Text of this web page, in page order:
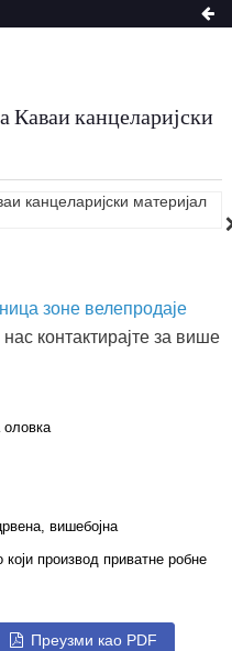
Каваи канцеларијски
зоне велепродаје
нас контактирајте за више
оловка
вишебојна
производ приватне робне
Преузми као PDF